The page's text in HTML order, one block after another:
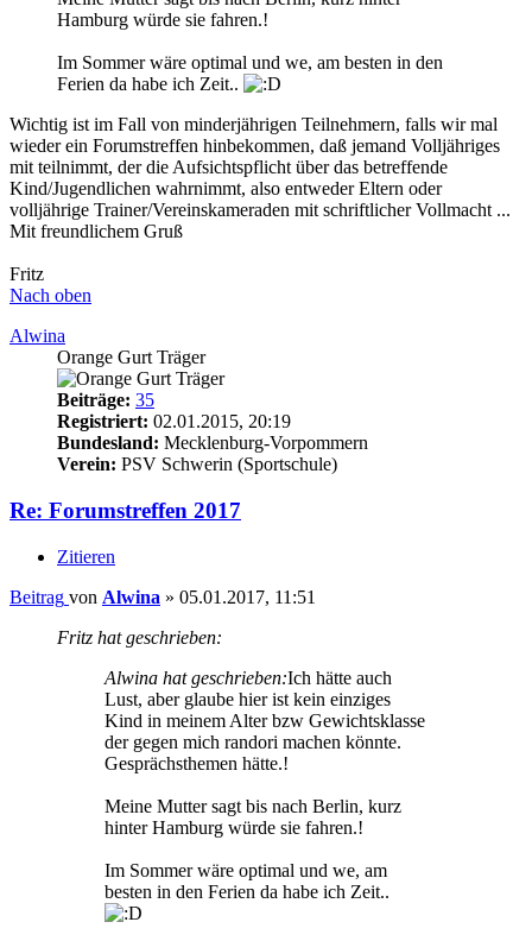
Hamburg würde sie fahren.!
Im Sommer wäre optimal und we, am besten in den
Ferien da habe ich Zeit..
Wichtig ist im Fall von minderjährigen Teilnehmern, falls wir mal
wieder ein Forumstreffen hinbekommen, daß jemand Volljähriges
mit teilnimmt, der die Aufsichtspflicht über das betreffende
Kind/Jugendlichen wahrnimmt, also entweder Eltern oder
volljährige Trainer/Vereinskameraden mit schriftlicher Vollmacht ...
Mit freundlichem Gruß
Fritz
Nach oben
Alwina
Orange Gurt Träger
Beiträge: 35
Registriert: 02.01.2015, 20:19
Bundesland: Mecklenburg-Vorpommern
Verein: PSV Schwerin (Sportschule)
Re: Forumstreffen 2017
Zitieren
Beitrag von Alwina » 05.01.2017, 11:51
Fritz hat geschrieben:
Alwina hat geschrieben:Ich hätte auch
Lust, aber glaube hier ist kein einziges
Kind in meinem Alter bzw Gewichtsklasse
der gegen mich randori machen könnte.
Gesprächsthemen hätte.!
Meine Mutter sagt bis nach Berlin, kurz
hinter Hamburg würde sie fahren.!
Im Sommer wäre optimal und we, am
besten in den Ferien da habe ich Zeit..